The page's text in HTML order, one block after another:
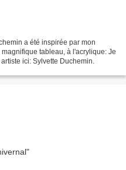
a été inspirée par mon
tableau, à l'acrylique: Je
ici: Sylvette Duchemin.